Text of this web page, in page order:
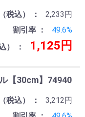
税込）
2,233円
割引率
49.6%
）
1,125円
【30cm】74940
税込）
3,212円